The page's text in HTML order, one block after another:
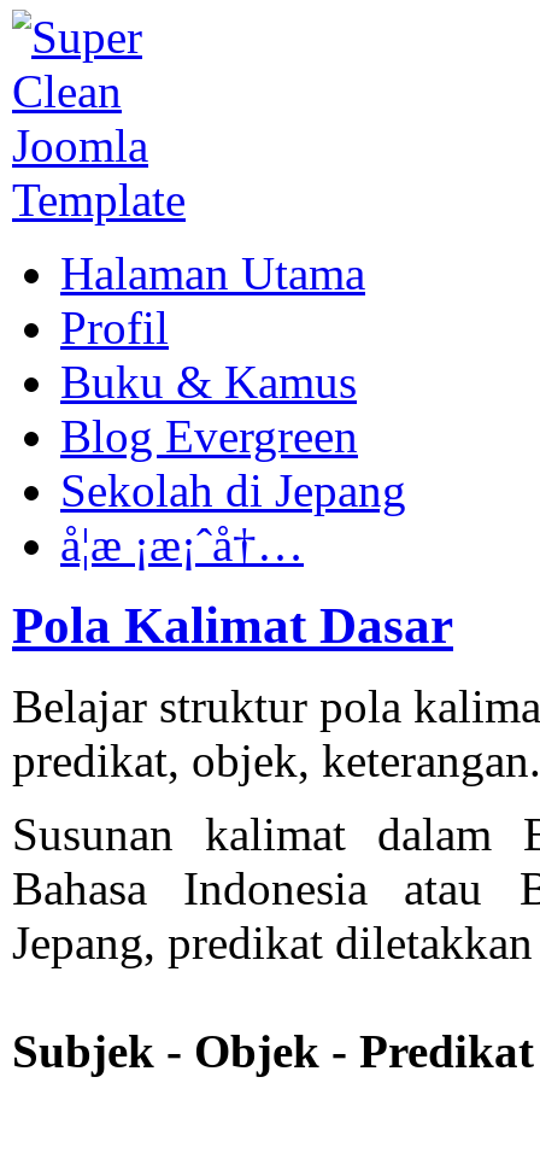
Halaman Utama
Profil
Buku & Kamus
Blog Evergreen
Sekolah di Jepang
å­¦æ ¡æ¡ˆå†…
Pola Kalimat Dasar
Belajar struktur pola
predikat, objek, keterangan.
Susunan kalimat dalam
Bahasa Indonesia atau
Jepang, predikat
Subjek - Objek - Predikat